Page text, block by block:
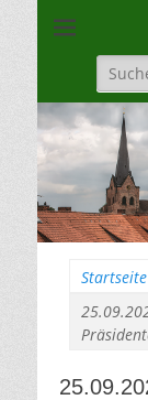
Suche
für:
Startseite